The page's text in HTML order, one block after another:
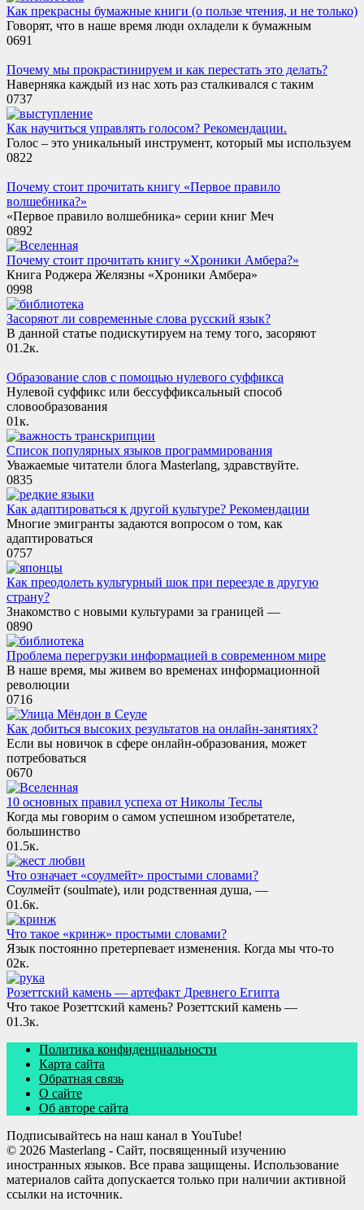
Как прекрасны бумажные книги (о пользе чтения, и не только)
Говорят, что в наше время люди охладели к бумажным
0691
Почему мы прокрастинируем и как перестать это делать?
Наверняка каждый из нас хоть раз сталкивался с таким
0737
Как научиться управлять голосом? Рекомендации.
Голос – это уникальный инструмент, который мы используем
0822
Почему стоит прочитать книгу «Первое правило
волшебника?»
«Первое правило волшебника» серии книг Меч
0892
Почему стоит прочитать книгу «Хроники Амбера?»
Книга Роджера Желязны «Хроники Амбера»
0998
Засоряют ли современные слова русский язык?
В данной статье подискутируем на тему того, засоряют
01.2к.
Образование слов с помощью нулевого суффикса
Нулевой суффикс или бессуффиксальный способ
словообразования
01к.
Список популярных языков программирования
Уважаемые читатели блога Masterlang, здравствуйте.
0835
Как адаптироваться к другой культуре? Рекомендации
Многие эмигранты задаются вопросом о том, как
адаптироваться
0757
Как преодолеть культурный шок при переезде в другую
страну?
Знакомство с новыми культурами за границей —
0890
Проблема перегрузки информацией в современном мире
В наше время, мы живем во временах информационной
революции
0716
Как добиться высоких результатов на онлайн-занятиях?
Если вы новичок в сфере онлайн-образования, может
потребоваться
0670
10 основных правил успеха от Николы Теслы
Когда мы говорим о самом успешном изобретателе,
большинство
01.5к.
Что означает «соулмейт» простыми словами?
Соулмейт (soulmate), или родственная душа, —
01.6к.
Что такое «кринж» простыми словами?
Язык постоянно претерпевает изменения. Когда мы что-то
02к.
Розеттский камень — артефакт Древнего Египта
Что такое Розеттский камень? Розеттский камень —
01.3к.
Политика конфиденциальности
Карта сайта
Обратная связь
О сайте
Об авторе сайта
Подписывайтесь на наш канал в YouTube!
© 2026 Masterlang - Сайт, посвященный изучению
иностранных языков. Все права защищены. Использование
материалов сайта допускается только при наличии активной
ссылки на источник.